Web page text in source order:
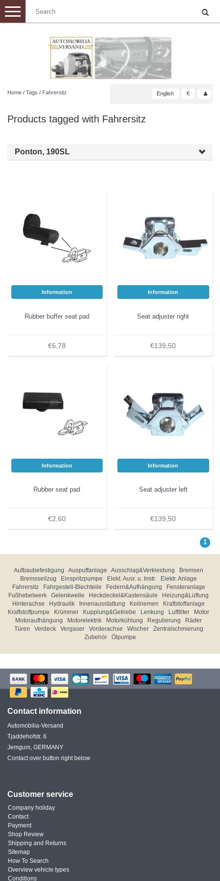
Toggle
navigation
Home / Tags / Fahrersitz English €
Products tagged with Fahrersitz
Ponton, 190SL
Information
Rubber buffer seat pad
€6,78
Information
Seat adjuster right
€139,50
Information
Rubber seat pad
€2,60
Information
Seat adjuster left
€139,50
1
Aufbaubefestigung Auspuffanlage Ausschlag&Verkleidung
Bremsen
Bremsseilzug
Einspritzpumpe Elekt. Ausr. u. Instr.
Elektr. Anlage
Fahrersitz
Fahrgestell-Blechteile Federn&Aufhängung
Fensteranlage
Fußhebelwerk
Gelenkwelle Heckdeckel&Kastensäule
Heizung&Lüftung
Hinterachse
Hydraulik Innenausstattung Keilriemen
Kraftstoffanlage
Kraftstoffpumpe
Krümmer Kupplung&Getriebe Lenkung Luftfilter
Motor
Motoraufhängung
Motorelektrik Motorkühlung Regulierung
Räder
Türen
Verdeck Vergaser Vorderachse Wischer
Zentralschmierung
Zubehör
Ölpumpe
Contact information
Automobilia-Versand
Tjaddehofstr. 6
Jemgum, GERMANY
Contact over button right below
Customer service
Company holiday
Contact
Payment
Shop Review
Shipping and Returns
Sitemap
How To Search
Overview vehicle types
Conditions